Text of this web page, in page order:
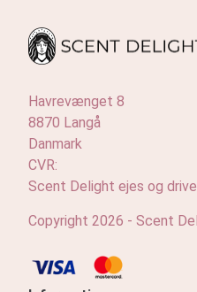
Havrevænget 8
8870 Langå
Danmark
CVR:
Scent Delight ejes og
Copyright 2026 - Scent